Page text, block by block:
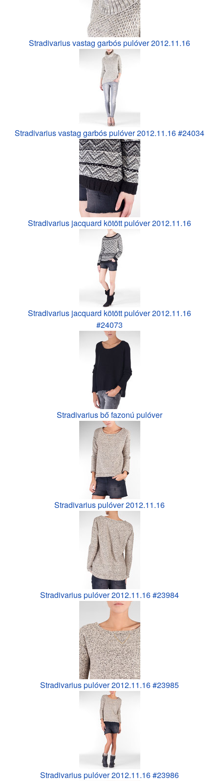
Stradivarius vastag garbós pulóver 2012.11.16
Stradivarius vastag garbós pulóver 2012.11.16 #24034
Stradivarius jacquard kötött pulóver 2012.11.16
Stradivarius jacquard kötött pulóver 2012.11.16
#24073
Stradivarius bő fazonú pulóver
Stradivarius pulóver 2012.11.16
Stradivarius pulóver 2012.11.16 #23984
Stradivarius pulóver 2012.11.16 #23985
Stradivarius pulóver 2012.11.16 #23986